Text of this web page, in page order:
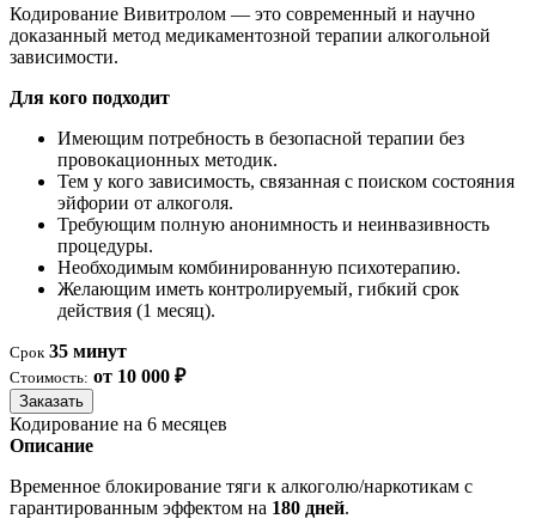
Кодирование Вивитролом — это современный и научно
доказанный метод медикаментозной терапии алкогольной
зависимости.
Для кого подходит
Имеющим потребность в безопасной терапии без
провокационных методик.
Тем у кого зависимость, связанная с поиском состояния
эйфории от алкоголя.
Требующим полную анонимность и неинвазивность
процедуры.
Необходимым комбинированную психотерапию.
Желающим иметь контролируемый, гибкий срок
действия (1 месяц).
Срок 35 минут
Стоимость: от 10 000 ₽
Заказать
Кодирование на 6 месяцев
Описание
Временное блокирование тяги к алкоголю/наркотикам с
гарантированным эффектом на 180 дней.